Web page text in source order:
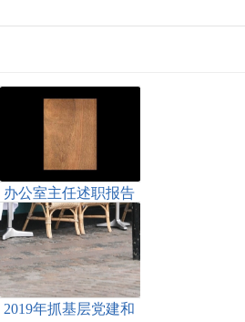
办公室主任述职报告
2022新版[本文共9232
字]
2019年抓基层党建和